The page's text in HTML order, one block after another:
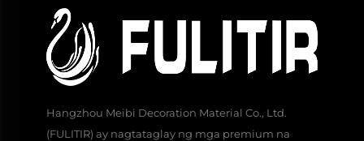
Hangzhou Meibi Decoration Material Co., Ltd.
(FULITIR) ay nagtataglay ng mga premium na